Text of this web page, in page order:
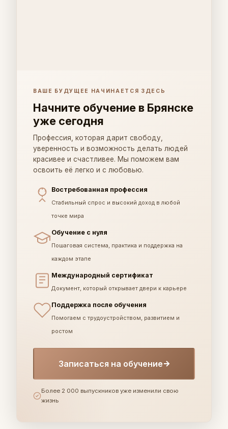
ВАШЕ БУДУЩЕЕ НАЧИНАЕТСЯ ЗДЕСЬ
Начните обучение в Брянске
уже сегодня
Профессия, которая дарит свободу,
уверенность и возможность делать людей
красивее и счастливее. Мы поможем вам
освоить её легко и с любовью.
Востребованная профессия
Стабильный спрос и высокий доход в любой
точке мира
Обучение с нуля
Пошаговая система, практика и поддержка на
каждом этапе
Международный сертификат
Документ, который открывает двери к карьере
Поддержка после обучения
Помогаем с трудоустройством, развитием и
ростом
Записаться на обучение
Более 2 000 выпускников уже изменили свою
жизнь